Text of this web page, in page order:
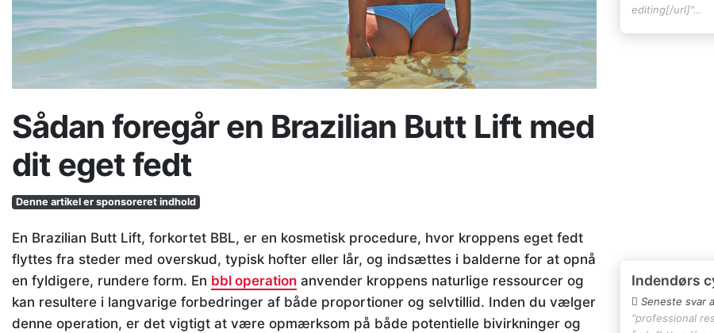
Sådan foregår en Brazilian Butt Lift med
dit eget fedt
Denne artikel er sponsoreret indhold
En Brazilian Butt Lift, forkortet BBL, er en kosmetisk procedure, hvor kroppens eget fedt
flyttes fra steder med overskud, typisk hofter eller lår, og indsættes i balderne for at opnå
en fyldigere, rundere form. En bbl operation anvender kroppens naturlige ressourcer og
kan resultere i langvarige forbedringer af både proportioner og selvtillid. Inden du vælger
denne operation, er det vigtigt at være opmærksom på både potentielle bivirkninger og
editing[/url]"…
Indendørs
Seneste svar
"professional